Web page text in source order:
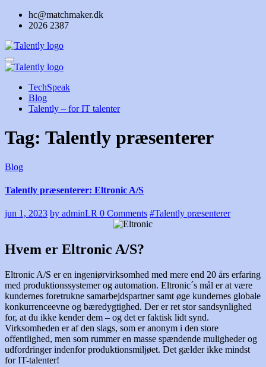
Skip
hc@matchmaker.dk
2026 2387
TechSpeak
Blog
Talently – for IT talenter
Tag: Talently præsenterer
Blog
Talently præsenterer: Eltronic A/S
jun 1, 2023 by adminLR 0 Comments #Talently præsenterer
Hvem er Eltronic A/S?
Eltronic A/S er en ingeniørvirksomhed med mere end 20 års erfaring
med produktionssystemer og automation. Eltronic´s mål er at være
kundernes foretrukne samarbejdspartner samt øge kundernes globale
konkurrenceevne og bæredygtighed. Der er ret stor sandsynlighed
for, at du ikke kender dem – og det er faktisk lidt synd.
Virksomheden er af den slags, som er anonym i den store
offentlighed, men som rummer en masse spændende muligheder og
udfordringer indenfor produktionsmiljøet. Det gælder ikke mindst
for IT-talenter!